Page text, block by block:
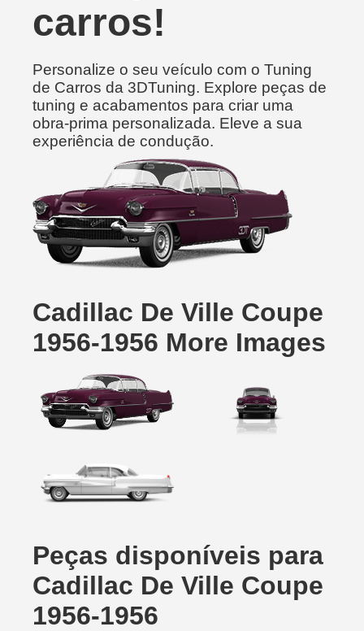
carros!
Personalize o seu veículo com o Tuning
de Carros da 3DTuning. Explore peças de
tuning e acabamentos para criar uma
obra-prima personalizada. Eleve a sua
experiência de condução.
Cadillac De Ville Coupe
1956-1956 More Images
Peças disponíveis para
Cadillac De Ville Coupe
1956-1956